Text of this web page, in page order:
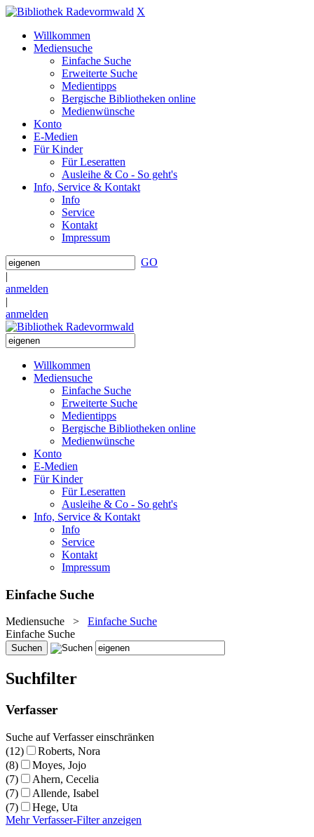
X
Willkommen
Mediensuche
Einfache Suche
Erweiterte Suche
Medientipps
Bergische Bibliotheken online
Medienwünsche
Konto
E-Medien
Für Kinder
Für Leseratten
Ausleihe & Co - So geht's
Info, Service & Kontakt
Info
Service
Kontakt
Impressum
GO
|
anmelden
|
anmelden
Willkommen
Mediensuche
Einfache Suche
Erweiterte Suche
Medientipps
Bergische Bibliotheken online
Medienwünsche
Konto
E-Medien
Für Kinder
Für Leseratten
Ausleihe & Co - So geht's
Info, Service & Kontakt
Info
Service
Kontakt
Impressum
Einfache Suche
Mediensuche > Einfache Suche
Einfache Suche
Suchfilter
Verfasser
Suche auf Verfasser einschränken
(12)
Roberts, Nora
(8)
Moyes, Jojo
(7)
Ahern, Cecelia
(7)
Allende, Isabel
(7)
Hege, Uta
Mehr Verfasser-Filter anzeigen